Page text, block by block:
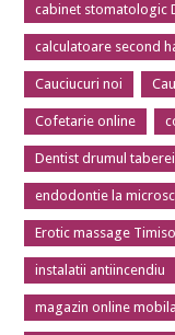
cabinet stomatologic
calculatoare second
Cauciucuri noi
Cofetarie online
Dentist drumul taberei
endodontie la
Erotic massage
instalatii antiincendiu
magazin online mobila